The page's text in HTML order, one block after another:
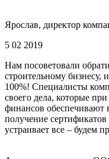
Ярослав, директор
5 02 2019
Нам посоветовали
строительному бизнесу,
100%! Специалисты
своего дела, которые
финансов обеспечивают
получение
устраивает все – будем